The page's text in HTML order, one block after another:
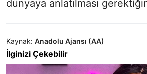
dünyaya anlatılması
Kaynak: Anadolu Ajansı (AA)